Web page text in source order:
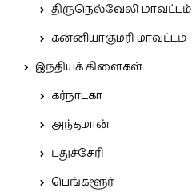
திருநெல்வேலி மாவட்டம்
கன்னியாகுமரி மாவட்டம்
இந்தியக் கிளைகள்
கர்நாடகா
அந்தமான்
புதுச்சேரி
பெங்களூர்